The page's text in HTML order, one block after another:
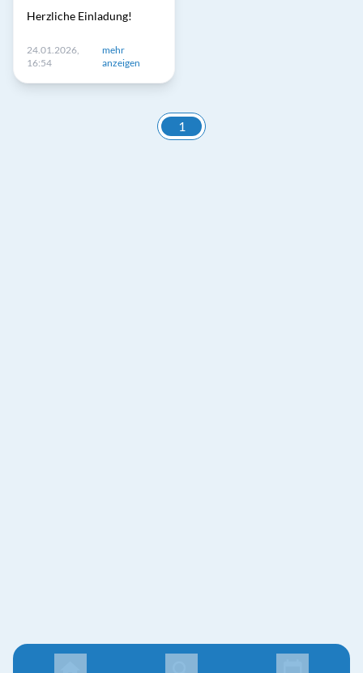
Herzliche Einladung!
24.01.2026,
16:54
mehr
anzeigen
1